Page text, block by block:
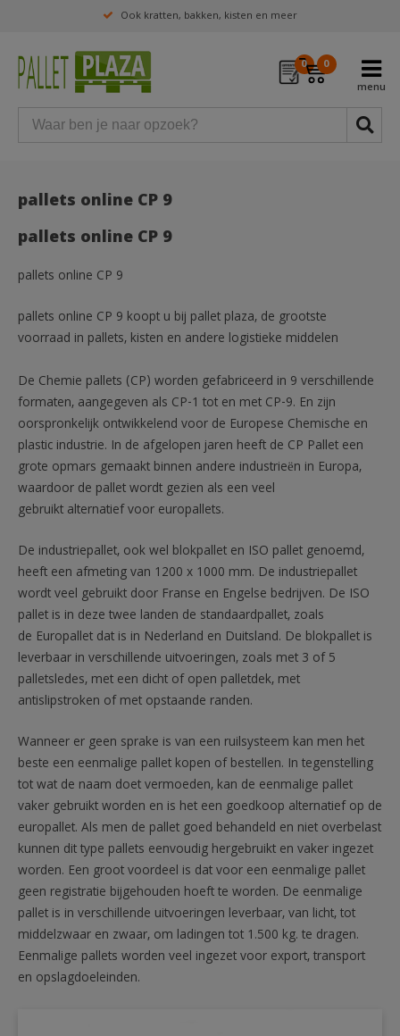
Ook kratten, bakken, kisten en meer
0 0
pallets online CP 9
pallets online CP 9
pallets online CP 9
pallets online CP 9 koopt u bij pallet plaza, de grootste
voorraad in pallets, kisten en andere logistieke middelen
De Chemie pallets (CP) worden gefabriceerd in 9 verschillende
formaten, aangegeven als CP-1 tot en met CP-9. En zijn
oorspronkelijk ontwikkelend voor de Europese Chemische en
plastic industrie. In de afgelopen jaren heeft de CP Pallet een
grote opmars gemaakt binnen andere industrieën in Europa,
waardoor de pallet wordt gezien als een veel
gebruikt alternatief voor europallets.
De industriepallet, ook wel blokpallet en ISO pallet genoemd,
heeft een afmeting van 1200 x 1000 mm. De industriepallet
wordt veel gebruikt door Franse en Engelse bedrijven. De ISO
pallet is in deze twee landen de standaardpallet, zoals
de Europallet dat is in Nederland en Duitsland. De blokpallet is
leverbaar in verschillende uitvoeringen, zoals met 3 of 5
palletsledes, met een dicht of open palletdek, met
antislipstroken of met opstaande randen.
Wanneer er geen sprake is van een ruilsysteem kan men het
beste een eenmalige pallet kopen of bestellen. In tegenstelling
tot wat de naam doet vermoeden, kan de eenmalige pallet
vaker gebruikt worden en is het een goedkoop alternatief op de
europallet. Als men de pallet goed behandeld en niet overbelast
kunnen dit type pallets eenvoudig hergebruikt en vaker ingezet
worden. Een groot voordeel is dat voor een eenmalige pallet
geen registratie bijgehouden hoeft te worden. De eenmalige
pallet is in verschillende uitvoeringen leverbaar, van licht, tot
middelzwaar en zwaar, om ladingen tot 1.500 kg. te dragen.
Eenmalige pallets worden veel ingezet voor export, transport
en opslagdoeleinden.